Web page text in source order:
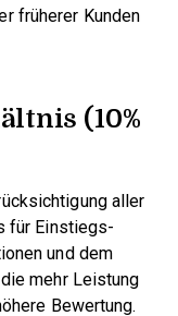
früherer Kunden
(10%
aller
für Einstiegs-
und dem
mehr Leistung
Bewertung.